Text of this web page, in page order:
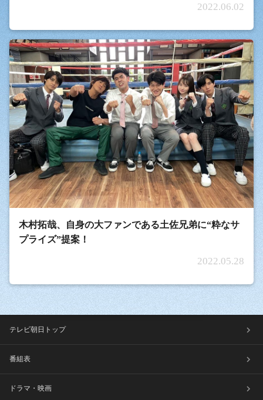
2022.06.02
木村拓哉、自身の大ファンである土佐兄弟に“粋なサ
プライズ”提案！
2022.05.28
テレビ朝日トップ
番組表
ドラマ・映画